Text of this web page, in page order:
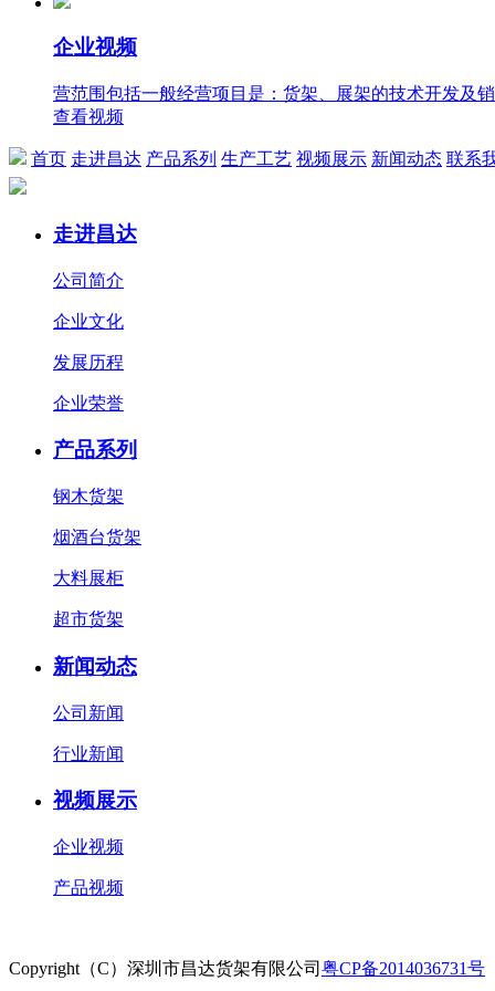
企业视频
营范围包括一般经营项目是：货架、展架的技术开发及
查看视频
首页 走进昌达 产品系列 生产工艺 视频展示 新闻动态 联系
走进昌达
公司简介
企业文化
发展历程
企业荣誉
产品系列
钢木货架
烟酒台货架
大料展柜
超市货架
新闻动态
公司新闻
行业新闻
视频展示
企业视频
产品视频
Copyright（C）深圳市昌达货架有限公司 粤CP备2014036731号